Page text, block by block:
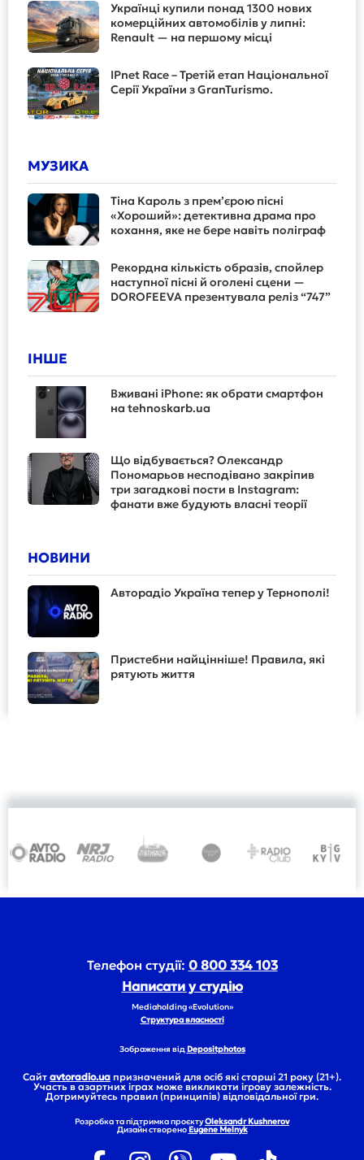
Українці купили понад 1300 нових
комерційних автомобілів у липні:
Renault — на першому місці
IPnet Race – Третій етап Національної
Серії України з GranTurismo.
МУЗИКА
Тіна Кароль з прем’єрою пісні
«Хороший»: детективна драма про
кохання, яке не бере навіть поліграф
Рекордна кількість образів, спойлер
наступної пісні й оголені сцени —
DOROFEEVA презентувала реліз “747”
ІНШЕ
Вживані iPhone: як обрати смартфон
на tehnoskarb.ua
Що відбувається? Олександр
Пономарьов несподівано закріпив
три загадкові пости в Instagram:
фанати вже будують власні теорії
НОВИНИ
Авторадіо Україна тепер у Тернополі!
Пристебни найцінніше! Правила, які
рятують життя
Телефон студії: 0 800 334 103
Написати у студію
Mediaholding «Evolution»
Структура власності
Зображення відDepositphotos
Сайт avtoradio.ua призначений для осіб які старші 21 року (21+).
Участь в азартних іграх може викликати ігрову залежність.
Дотримуйтесь правил (принципів) відповідальної гри.
Розробка та підтримка проєктуOleksandr Kushnerov
Дизайн створеноEugene Melnyk